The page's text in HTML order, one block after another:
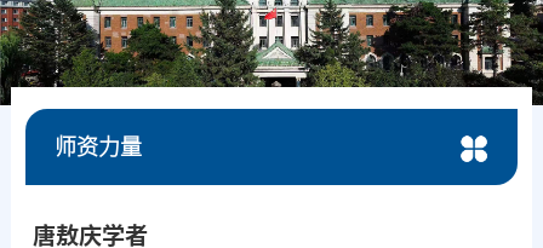
师资力量
唐敖庆学者